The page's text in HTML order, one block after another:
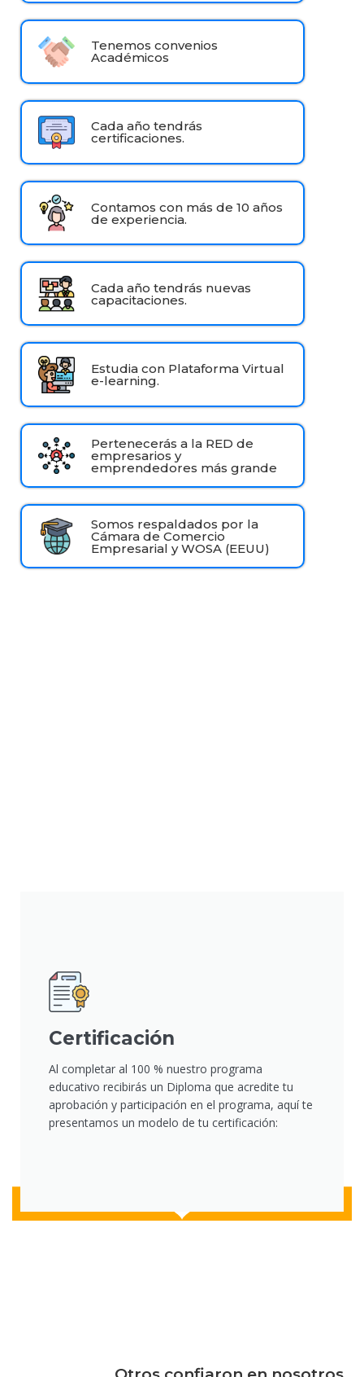
Tenemos convenios
Académicos
Cada año tendrás
certificaciones.
Contamos con más de 10 años
de experiencia.
Cada año tendrás nuevas
capacitaciones.
Estudia con Plataforma Virtual
e-learning.
Pertenecerás a la RED de
empresarios y
emprendedores más grande
Somos respaldados por la
Cámara de Comercio
Empresarial y WOSA (EEUU)
Certificación
Al completar al 100 % nuestro programa
educativo recibirás un Diploma que acredite tu
aprobación y participación en el programa, aquí te
presentamos un modelo de tu certificación: